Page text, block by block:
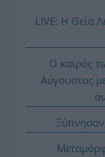
LIVE: Η Θεία
Ο καιρός
Αύγουστος